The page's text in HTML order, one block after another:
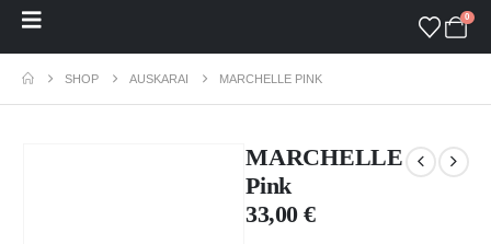
0
SHOP AUSKARAI MARCHELLE PINK
MARCHELLE
Pink
33,00€